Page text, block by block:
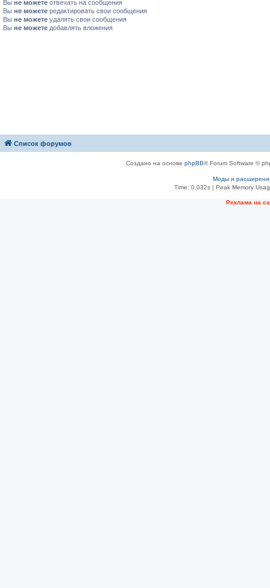
Вы не можете отвечать на сообщения
Вы не можете редактировать свои сообщения
Вы не можете удалять свои сообщения
Вы не можете добавлять вложения
Список форумов
Создано на основе phpBB® Forum Software ©
Моды и
Time: 0.032s| Peak Memory
Рeклама на